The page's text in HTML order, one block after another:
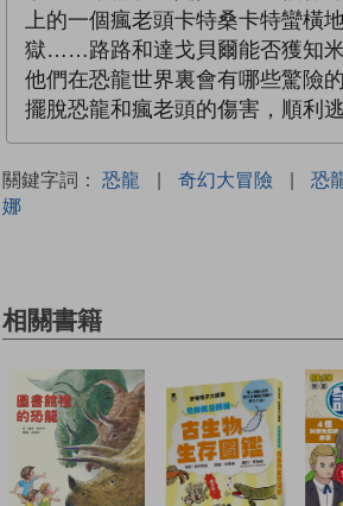
上的一個瘋老頭卡特桑卡特蠻橫
獄……路路和達戈貝爾能否獲知米
他們在恐龍世界裏會有哪些驚險
擺脫恐龍和瘋老頭的傷害，順利
關鍵字詞： 恐龍 | 奇幻大冒險 | 恐
娜
相關書籍